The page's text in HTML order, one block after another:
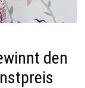
den